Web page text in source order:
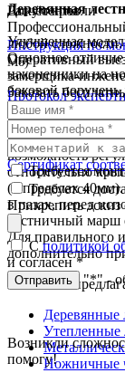
Деревянная
Улучшенная
Основное
наконечники на
боковой поручень
Лестничный марш
петлями-
устойчивость
возможность
относительно
(в пределах
в пазах, перед
лестничный марш
Для правильного
дополнительно
Мы также
Деревянные
Утепленные
Ножничные
Документы
Инструкция по
Мб)
Протокол
Сертификат
Сертификат
Расчёт кровли
любой сложности.
Оперативный
замерщика-
Заказать
Требуется
Требуется
Прикрепить эскиз
Сполитикой
и согласен*
Отправить "*" -
Возникли
помогу!